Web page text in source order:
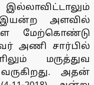
இயன்ற அளவில்
மேற்கொண்டு
அணி சார்பில்
மருத்துவ
அதன்